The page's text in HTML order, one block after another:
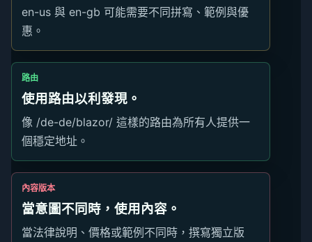
en-us 與 en-gb 可能需要不同拼寫、範例與優
惠。
路由
使用路由以利發現。
像 /de-de/blazor/ 這樣的路由為所有人提供一
個穩定地址。
內容版本
當意圖不同時，使用內容。
當法律說明、價格或範例不同時，撰寫獨立版